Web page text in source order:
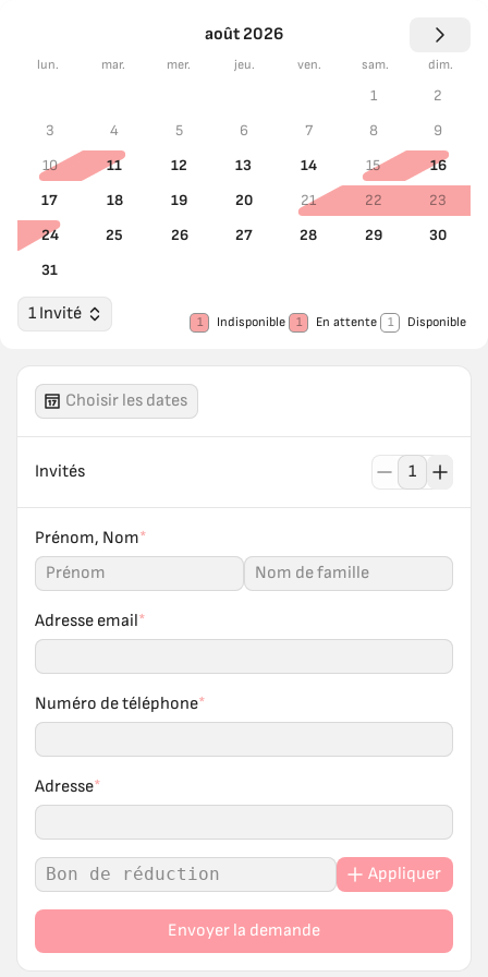
août 2026
lun. mar. mer. jeu. ven. sam. dim.
1
2
3
4 5 6 7 8
9
10
11 12 13 14 15
16
17
18 19 20 21 22
23
24
25 26 27 28 29
30
31
1 Invité 1 Indisponible 1 En attente 1 Disponible
Choisir les dates
Invités
Prénom, Nom*
Adresse email*
Numéro de téléphone*
Adresse*
Appliquer
Envoyer la demande